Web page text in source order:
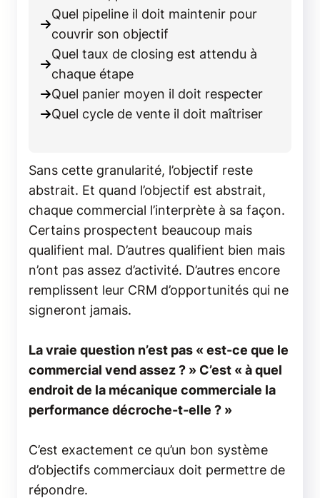
Quel pipeline il doit maintenir pour
couvrir son objectif
Quel taux de closing est attendu à
chaque étape
Quel panier moyen il doit respecter
Quel cycle de vente il doit maîtriser
Sans cette granularité, l’objectif reste
abstrait. Et quand l’objectif est abstrait,
chaque commercial l’interprète à sa façon.
Certains prospectent beaucoup mais
qualifient mal. D’autres qualifient bien mais
n’ont pas assez d’activité. D’autres encore
remplissent leur CRM d’opportunités qui ne
signeront jamais.
La vraie question n’est pas « est-ce que le
commercial vend assez ? » C’est « à quel
endroit de la mécanique commerciale la
performance décroche-t-elle ? »
C’est exactement ce qu’un bon système
d’objectifs commerciaux doit permettre de
répondre.